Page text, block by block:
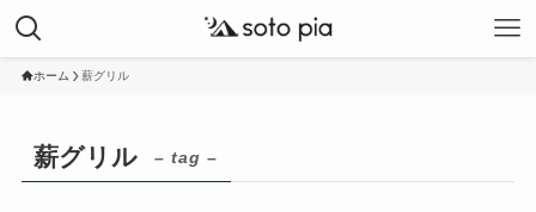
ホーム 薪グリル
薪グリル – tag –